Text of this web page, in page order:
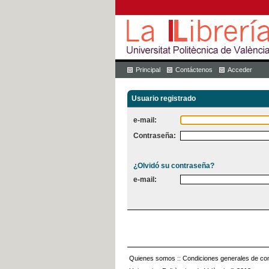
Principal Contáctenos Acceder
Usuario registrado
e-mail:
Contraseña:
¿Olvidó su contraseña?
e-mail:
Quienes somos :: Condiciones generales de